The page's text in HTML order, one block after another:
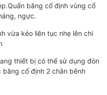
băng cố định vùng cổ
ngực.
vừa kéo liên tục nhẹ lên chi
thiết bị có thể sử dụng đòn
cố định 2 chân bênh